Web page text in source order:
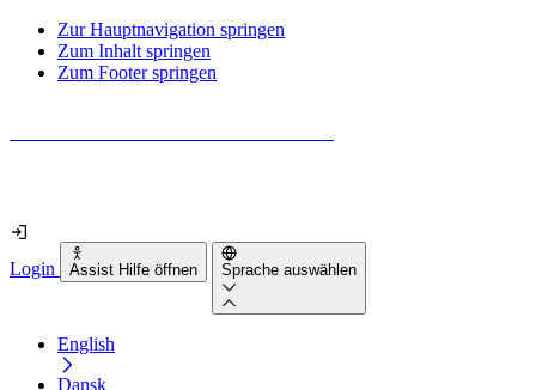
Zur Hauptnavigation springen
Zum Inhalt springen
Zum Footer springen
Login Assist Hilfe öffnen Sprache auswählen
English
Dansk